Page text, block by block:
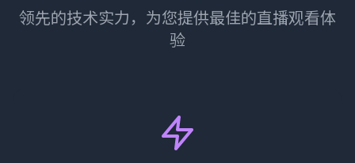
领先的技术实力，为您提供最佳的直播观看体
验